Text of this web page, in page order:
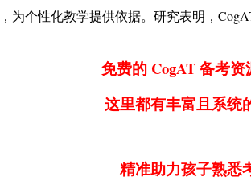
，为个性化教学提供依据。研究表明，
免费的 CogAT 备考资
这里都有丰富且系统
精准助力孩子熟悉